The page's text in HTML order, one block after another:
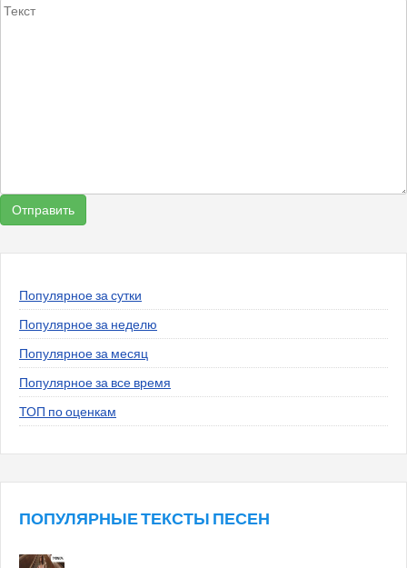
Популярное за сутки
Популярное за неделю
Популярное за месяц
Популярное за все время
ТОП по оценкам
ПОПУЛЯРНЫЕ ТЕКСТЫ ПЕСЕН